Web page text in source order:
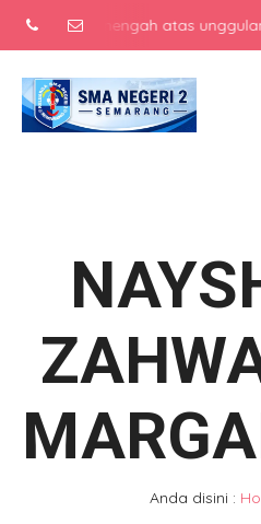
menengah atas unggulan
Anda disini :